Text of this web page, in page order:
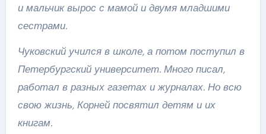
и мальчик вырос с мамой и двумя младшими
сестрами.
Чуковский учился в школе, а потом поступил в
Петербургский университет. Много писал,
работал в разных газетах и журналах. Но всю
свою жизнь, Корней посвятил детям и их
книгам.